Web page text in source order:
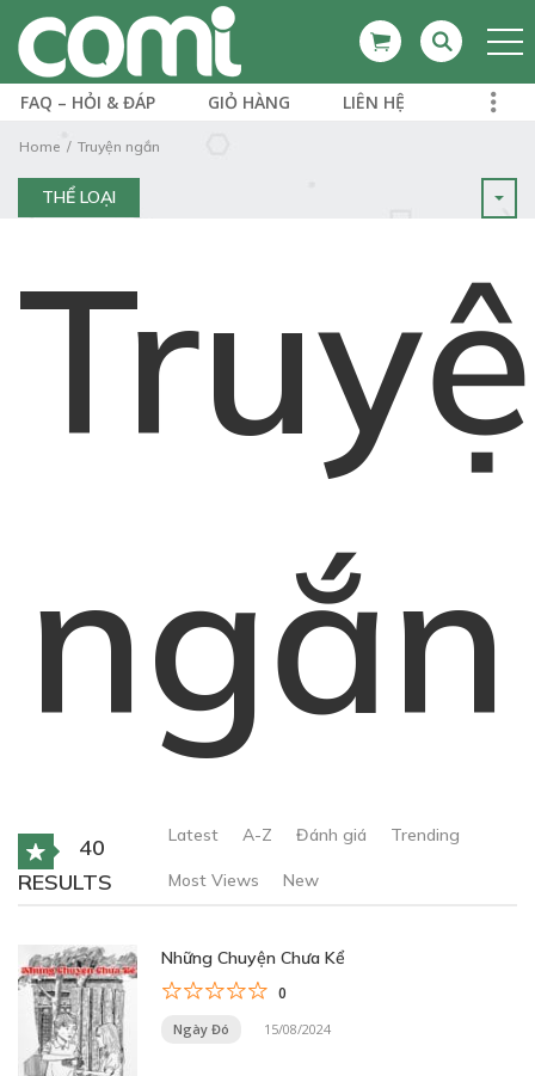
FAQ – HỎI & ĐÁP GIỎ HÀNG LIÊN HỆ
Home Truyện ngắn
THỂ LOẠI
ngắn
40
RESULTS
Latest A-Z Đánh giá Trending
Most Views New
Những Chuyện Chưa Kể
0
Ngày Đó 15/08/2024